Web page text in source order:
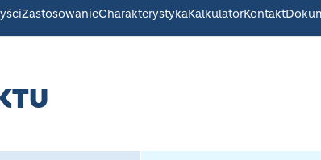
ZastosowanieCharakterystykaKalkulatorKontakt